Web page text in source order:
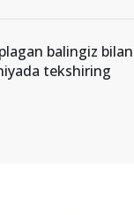
balingiz
tekshiring